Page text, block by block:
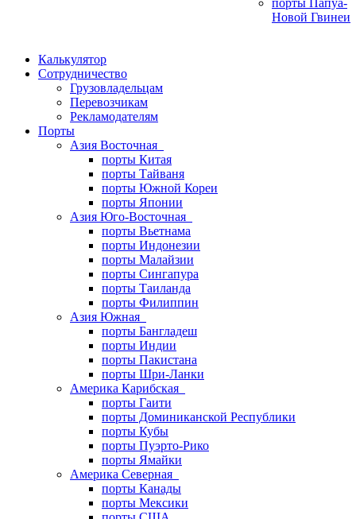
порты Папуа-
Новой Гвинеи
Калькулятор
Сотрудничество
Грузовладельцам
Перевозчикам
Рекламодателям
Порты
Азия Восточная
порты Китая
порты Тайваня
порты Южной Кореи
порты Японии
Азия Юго-Восточная
порты Вьетнама
порты Индонезии
порты Малайзии
порты Сингапура
порты Таиланда
порты Филиппин
Азия Южная
порты Бангладеш
порты Индии
порты Пакистана
порты Шри-Ланки
Америка Карибская
порты Гаити
порты Доминиканской Республики
порты Кубы
порты Пуэрто-Рико
порты Ямайки
Америка Северная
порты Канады
порты Мексики